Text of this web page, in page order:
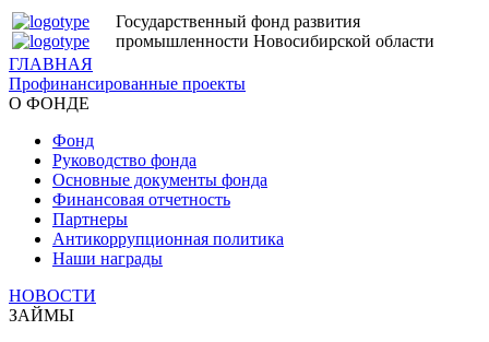
Государственный фонд развития
промышленности Новосибирской области
ГЛАВНАЯ
Профинансированные проекты
О ФОНДЕ
Фонд
Руководство фонда
Основные документы фонда
Финансовая отчетность
Партнеры
Антикоррупционная политика
Наши награды
НОВОСТИ
ЗАЙМЫ